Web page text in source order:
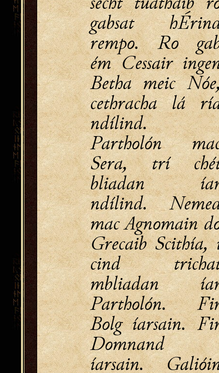
gabsat
rempo. Ro
ém Cessair
Betha meic
cethracha lá
ndílind.
Partholón
Sera, trí
bliadan
ndílind.
mac Agnomain
Grecaib Scithía,
cind
mbliadan
Partholón.
Bolg íarsain.
Domnand
íarsain.